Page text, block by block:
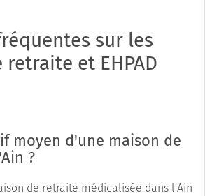
sur les
et EHPAD
moyen d'une maison de
?
de retraite médicalisée dans l'Ain